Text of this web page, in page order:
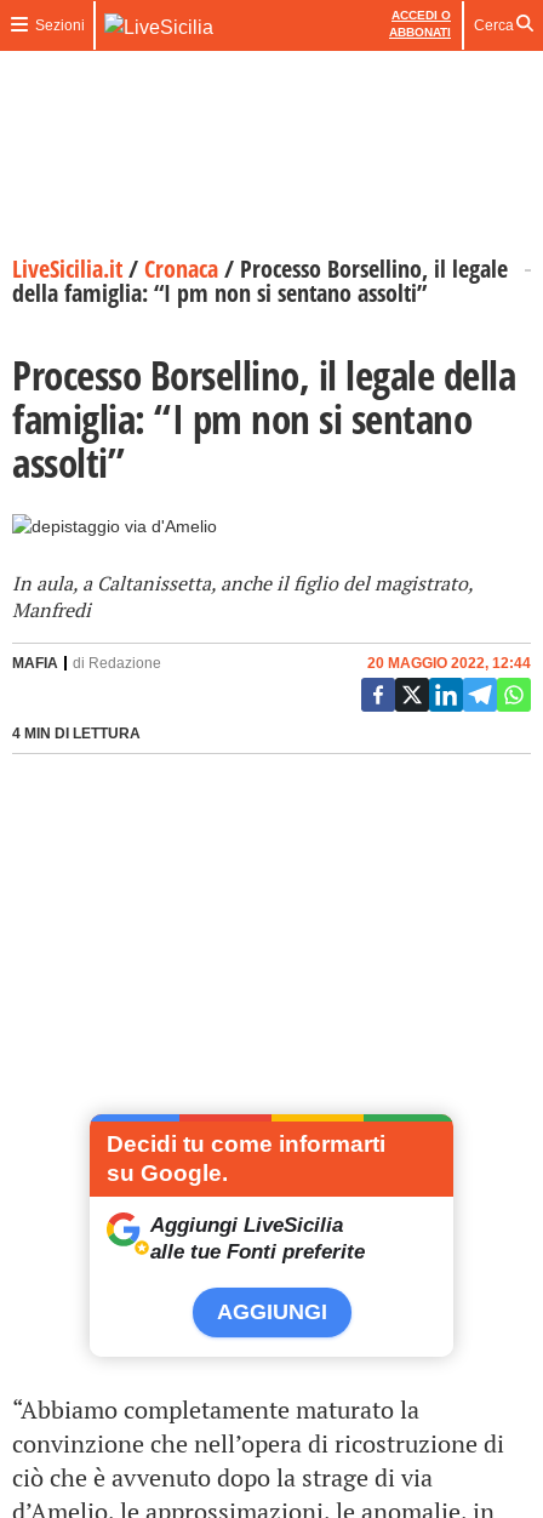
Sezioni
ACCEDI O
ABBONATI
Cerca
LiveSicilia.it/Cronaca/ Processo Borsellino, il legale
della famiglia: “I pm non si sentano assolti”
Processo Borsellino, il legale della
famiglia: “I pm non si sentano
assolti”
In aula, a Caltanissetta, anche il figlio del magistrato,
Manfredi
MAFIA di Redazione
4 MIN DI LETTURA
20 MAGGIO 2022, 12:44
Decidi tu come informarti
su Google.
Aggiungi LiveSicilia
alle tue Fonti preferite
AGGIUNGI
“Abbiamo completamente maturato la
convinzione che nell’opera di ricostruzione di
ciò che è avvenuto dopo la strage di via
d’Amelio, le approssimazioni, le anomalie, in